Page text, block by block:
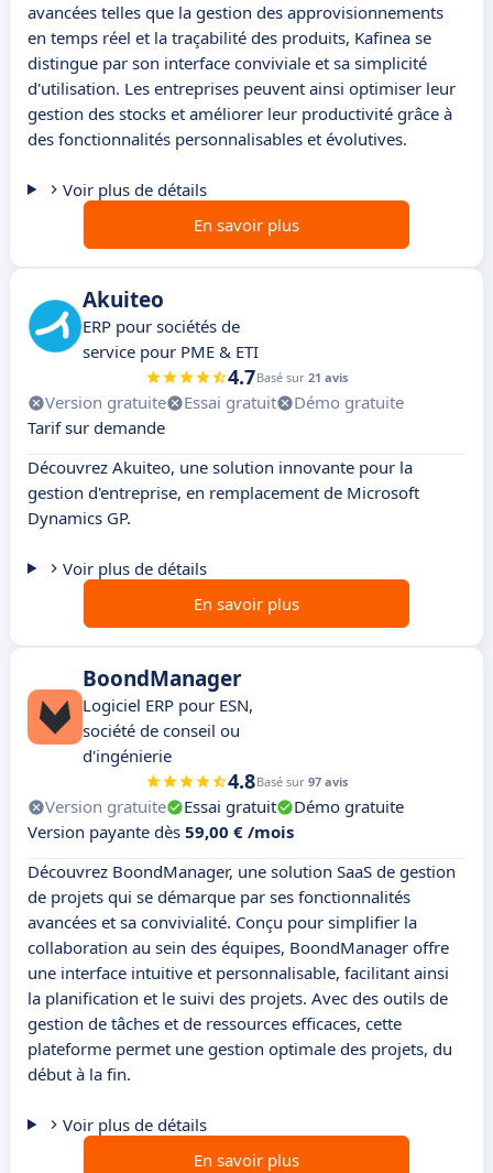
avancées telles que la gestion des approvisionnements
en temps réel et la traçabilité des produits, Kafinea se
distingue par son interface conviviale et sa simplicité
d'utilisation. Les entreprises peuvent ainsi optimiser leur
gestion des stocks et améliorer leur productivité grâce à
des fonctionnalités personnalisables et évolutives.
Voir plus de détails
En savoir plus
Akuiteo
ERP pour sociétés de
service pour PME & ETI
4.7Basé sur 21 avis
Version gratuite Essai gratuit
Démo gratuite
Tarif sur demande
Découvrez Akuiteo, une solution innovante pour la
gestion d'entreprise, en remplacement de Microsoft
Dynamics GP.
Voir plus de détails
En savoir plus
BoondManager
Logiciel ERP pour ESN,
société de conseil ou
d'ingénierie
4.8Basé sur 97 avis
Version gratuite Essai gratuit
Démo gratuite
Version payante dès 59,00 € /mois
Découvrez BoondManager, une solution SaaS de gestion
de projets qui se démarque par ses fonctionnalités
avancées et sa convivialité. Conçu pour simplifier la
collaboration au sein des équipes, BoondManager offre
une interface intuitive et personnalisable, facilitant ainsi
la planification et le suivi des projets. Avec des outils de
gestion de tâches et de ressources efficaces, cette
plateforme permet une gestion optimale des projets, du
début à la fin.
Voir plus de détails
En savoir plus